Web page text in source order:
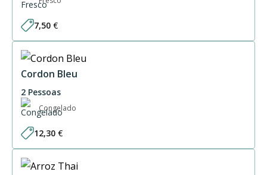
7,50 €
Cordon Bleu
2 Pessoas
Congelado
12,30 €